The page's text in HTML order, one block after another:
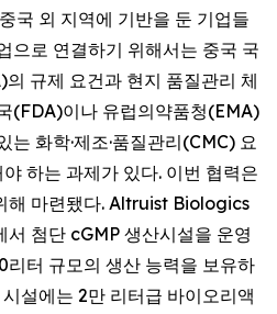
국 외 지역에 기반을 둔 기업들
으로 연결하기 위해서는 중국 국
규제 요건과 현지 품질관리 체
(FDA)이나 유럽의약품청(EMA)
는 화학·제조·품질관리(CMC) 요
하는 과제가 있다. 이번 협력은
해 마련됐다. Altruist Biologics
서 첨단 cGMP 생산시설을 운영
터 규모의 생산 능력을 보유하
설에는 2만 리터급 바이오리액